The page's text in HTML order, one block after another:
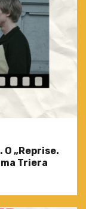
„Reprise.
Triera